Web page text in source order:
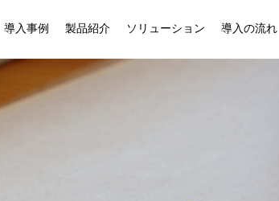
導入事例 製品紹介 ソリューション 導入の流れ